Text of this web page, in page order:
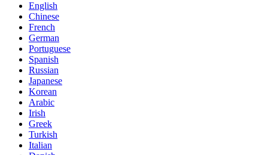
English
Chinese
French
German
Portuguese
Spanish
Russian
Japanese
Korean
Arabic
Irish
Greek
Turkish
Italian